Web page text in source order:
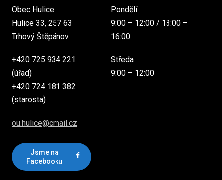
Obec Hulice
Hulice 33, 257 63
Trhový Štěpánov
+420 725 934 221
(úřad)
+420 724 181 382
(starosta)
ou.hulice@cmail.cz
Jsme na
Facebooku
Pondělí
9:00 – 12:00 / 13:00 –
16:00
Středa
9:00 – 12:00